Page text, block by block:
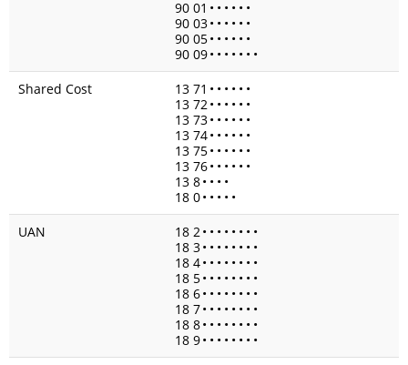
90 01 • • • • • •
90 03• • • • • •
90 05• • • • • •
90 09• • • • • • •
Shared Cost
13 71 • • • • • •
13 72• • • • • •
13 73• • • • • •
13 74• • • • • •
13 75• • • • • •
13 76• • • • • •
13 8• • • •
18 0• • • • •
UAN
18 2• • • • • • • •
18 3• • • • • • • •
18 4• • • • • • • •
18 5• • • • • • • •
18 6• • • • • • • •
18 7• • • • • • • •
18 8• • • • • • • •
18 9• • • • • • • •